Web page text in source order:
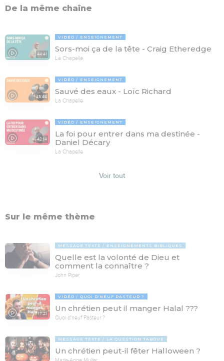
De la même chaîne
44:41
VIDÉO ENSEIGNEMENT
Sors-moi ça de la tête - Craig Etheredge
La Chapelle
45:44
VIDÉO ENSEIGNEMENT
Sauvé des eaux - Loïc Richard
La Chapelle
42:14
VIDÉO ENSEIGNEMENT
La foi pour entrer dans ma destinée -
Daniel Décary
La Chapelle
Voir tout
Sur le même thème
MESSAGE TEXTE ENSEIGNEMENTS BIBLIQUES
Quelle est la volonté de Dieu et
comment la connaître ?
John Piper
17:21
VIDÉO QUOI D'NEUF PASTEUR ?
Un chrétien peut il manger Halal ???
Quoi d'neuf Pasteur ?
MESSAGE TEXTE LA QUESTION TABOUE
Un chrétien peut-il fêter Halloween ?